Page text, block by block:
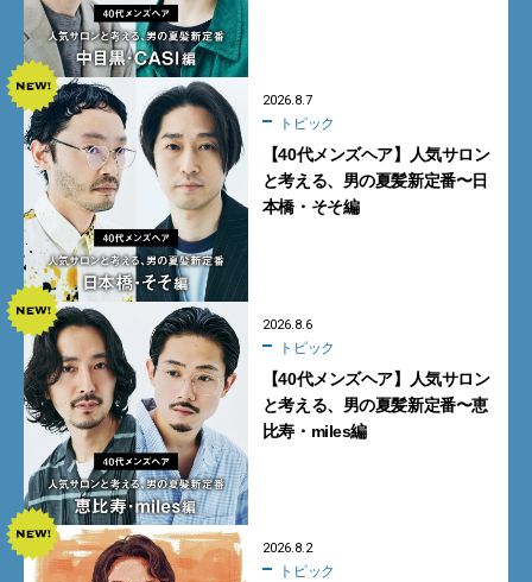
2026.8.7
トピック
【40代メンズヘア】人気サロン
と考える、男の夏髪新定番〜日
本橋・そそ編
2026.8.6
トピック
【40代メンズヘア】人気サロン
と考える、男の夏髪新定番〜恵
比寿・miles編
2026.8.2
トピック